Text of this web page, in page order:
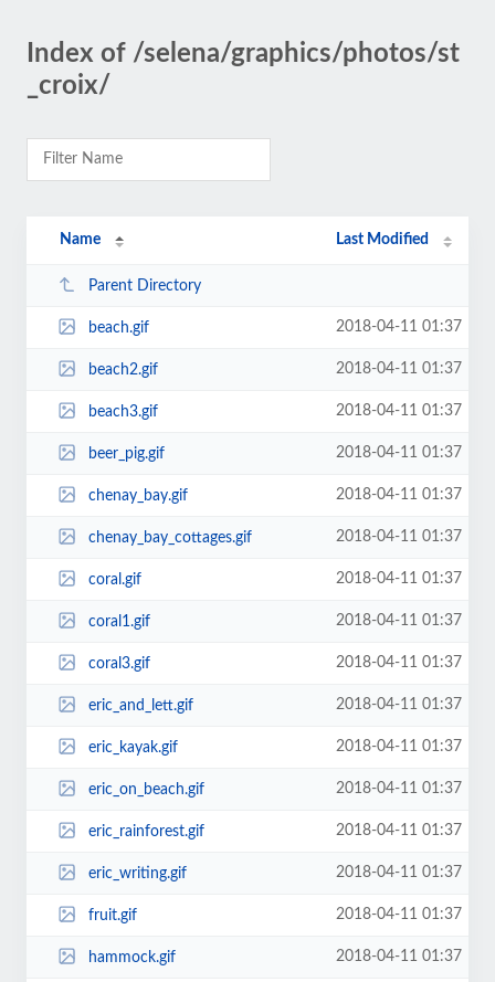
Index of /selena/graphics/photos/st
_croix/
Name Last Modified
Parent Directory
beach.gif 2018-04-11 01:37
beach2.gif 2018-04-11 01:37
beach3.gif 2018-04-11 01:37
beer_pig.gif 2018-04-11 01:37
chenay_bay.gif 2018-04-11 01:37
chenay_bay_cottages.gif 2018-04-11 01:37
coral.gif 2018-04-11 01:37
coral1.gif 2018-04-11 01:37
coral3.gif 2018-04-11 01:37
eric_and_lett.gif 2018-04-11 01:37
eric_kayak.gif 2018-04-11 01:37
eric_on_beach.gif 2018-04-11 01:37
eric_rainforest.gif 2018-04-11 01:37
eric_writing.gif 2018-04-11 01:37
fruit.gif 2018-04-11 01:37
hammock.gif 2018-04-11 01:37